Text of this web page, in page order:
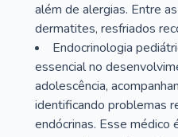
além de alergias. Entre
dermatites, resfriados
Endocrinologia
essencial no
adolescência,
identificando problemas
endócrinas. Esse médico